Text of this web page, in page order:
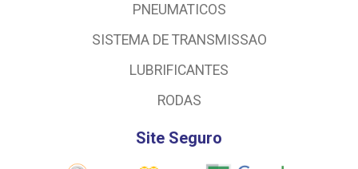
PNEUMATICOS
SISTEMA DE TRANSMISSAO
LUBRIFICANTES
RODAS
Site Seguro